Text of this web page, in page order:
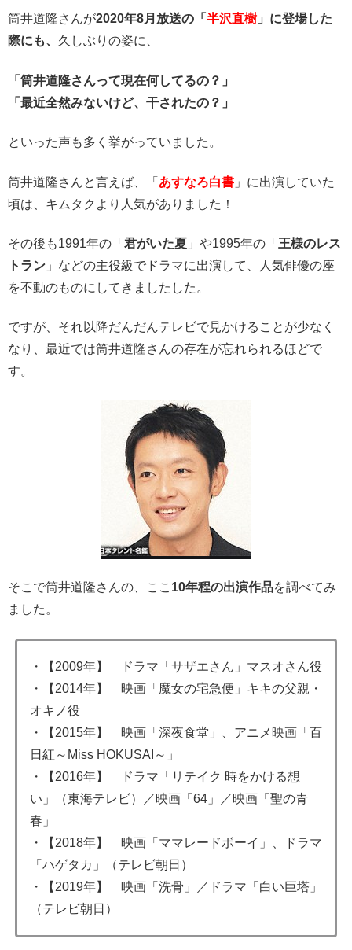
筒井道隆さんが2020年8月放送の「 半沢直樹 」に登場した
際にも、 久しぶりの姿に、
「筒井道隆さんって現在何してるの？」
「最近全然みないけど、干されたの？」
といった声も多く挙がっていました。
筒井道隆さんと言えば、「 あすなろ白書 」に出演していた
頃は、キムタクより人気がありました！
その後も1991年の「 君がいた夏 」や1995年の「 王様のレス
トラン 」などの主役級でドラマに出演して、人気俳優の座
を不動のものにしてきましたした。
ですが、それ以降だんだんテレビで見かけることが少なく
なり、最近では筒井道隆さんの存在が忘れられるほどで
す。
そこで筒井道隆さんの、ここ 10年程の出演作品を調べてみ
ました。
・【2009年】 ドラマ「サザエさん」マスオさん役
・【2014年】 映画「魔女の宅急便」キキの父親・
オキノ役
・【2015年】 映画「深夜食堂」、アニメ映画「百
日紅～Miss HOKUSAI～」
・【2016年】 ドラマ「リテイク 時をかける想
い」（東海テレビ）／映画「64」／映画「聖の青
春」
・【2018年】 映画「ママレードボーイ」、ドラマ
「ハゲタカ」（テレビ朝日）
・【2019年】 映画「洗骨」／ドラマ「白い巨塔」
（テレビ朝日）